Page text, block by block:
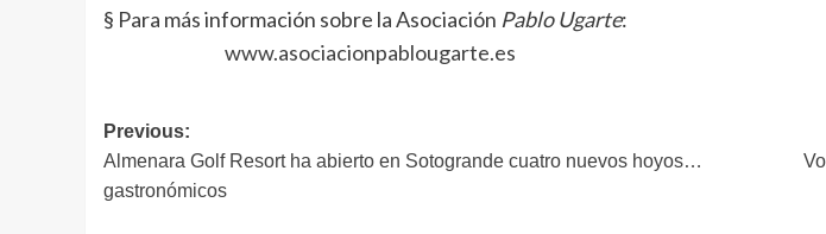
§ Para más información sobre la Asociación PabloUgarte:
www.asociacionpablougarte.es
Navegación
de
entradas
Previous:
Almenara Golf Resort ha abierto en Sotogrande cuatro nuevos hoyos…
gastronómicos